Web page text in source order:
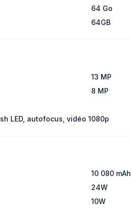
64 Go
64GB
13 MP
8 MP
LED, autofocus, vidéo 1080p
10 080 mAh
24W
10W